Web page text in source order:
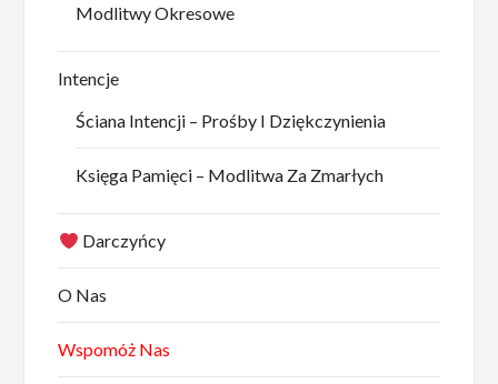
Modlitwy Okresowe
Intencje
Ściana Intencji – Prośby I Dziękczynienia
Księga Pamięci – Modlitwa Za Zmarłych
Darczyńcy
O Nas
Wspomóż Nas